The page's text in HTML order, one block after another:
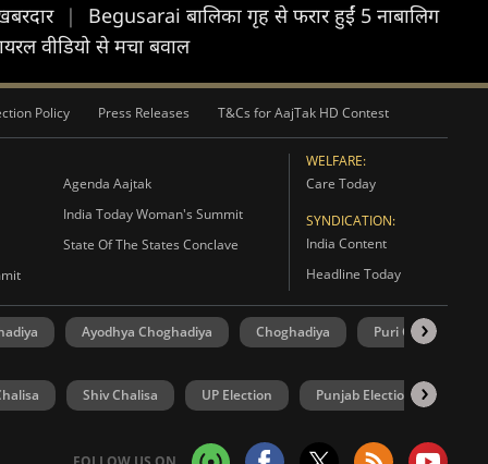
|
Begusarai बालिका गृह से फरार हुईं 5 नाबालिग
वीडियो से मचा बवाल
Policy Press Releases T&Cs for AajTak HD Contest
Agenda Aajtak
India Today Woman's Summit
State Of The States Conclave
WELFARE:
Care Today
SYNDICATION:
India Content
Headline Today
Ayodhya Choghadiya Choghadiya Puri Choghadiya
Shiv Chalisa UP Election Punjab Election